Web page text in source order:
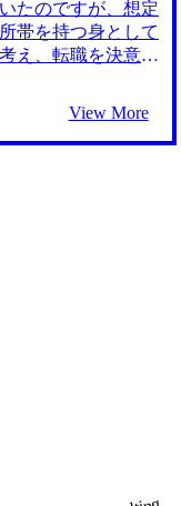
したうえで自分の
療系のブティック
戸が狭いことや、
かったです。石井
おかげだと思って
活動中も現職の残
たことが反省点で
たのですが、想定
帯を持つ身として
え、転職を決意し
アップをしたいと
先を提案していた
した。それだけで
部分まで幅広い知
ェント・サービス
良かったです。粘
良いエージェント
View More